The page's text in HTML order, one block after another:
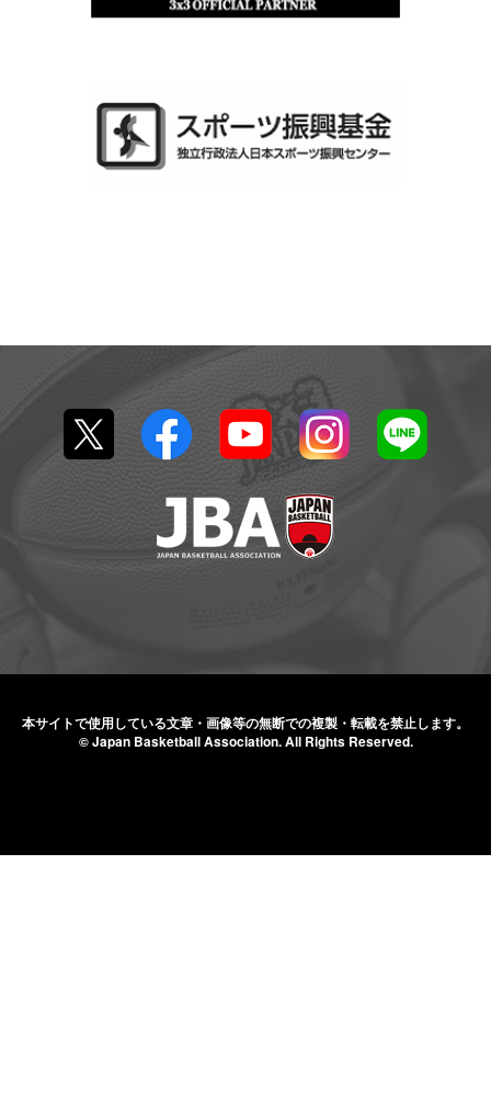
本サイトで使用している文章・画像等の無断での複製・転載を禁止します。
© Japan Basketball Association.All Rights Reserved.